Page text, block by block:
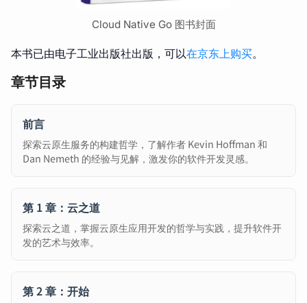
Cloud Native Go 图书封面
本书已由电子工业出版社出版，可以在京东上购买。
章节目录
前言
探索云原生服务的构建哲学，了解作者 Kevin Hoffman 和
Dan Nemeth 的经验与见解，激发你的软件开发灵感。
第 1 章：云之道
探索云之道，掌握云原生应用开发的哲学与实践，提升软件开
发的艺术与效率。
第 2 章：开始